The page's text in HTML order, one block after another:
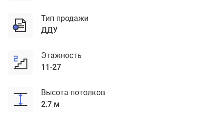
Тип продажи
ДДУ
Этажность
11-27
Высота потолков
2.7 м